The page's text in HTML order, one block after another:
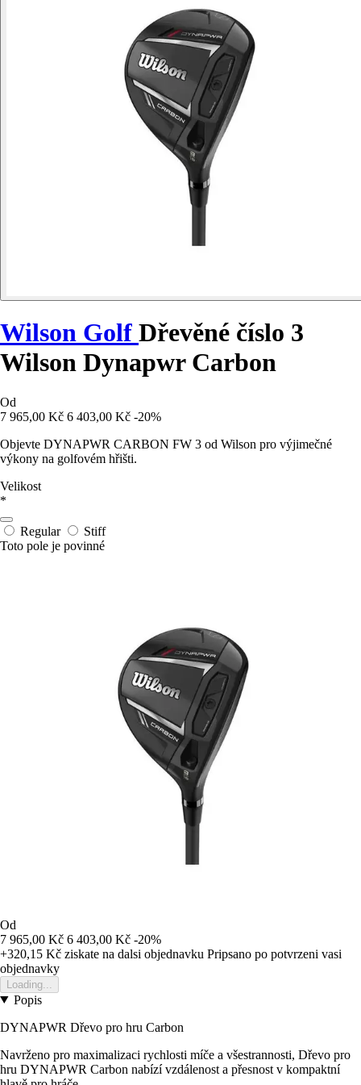
Wilson Golf Dřevěné číslo 3
Wilson Dynapwr Carbon
Od
7 965,00 Kč 6 403,00 Kč -20%
Objevte DYNAPWR CARBON FW 3 od Wilson pro výjimečné
výkony na golfovém hřišti.
Velikost
*
Regular
Stiff
Toto pole je povinné
Od
7 965,00 Kč 6 403,00 Kč -20%
+320,15 Kč ziskate na dalsi objednavku Pripsano po potvrzeni vasi
objednavky
Loading...
Popis
DYNAPWR Dřevo pro hru Carbon
Navrženo pro maximalizaci rychlosti míče a všestrannosti, Dřevo pro
hru DYNAPWR Carbon nabízí vzdálenost a přesnost v kompaktní